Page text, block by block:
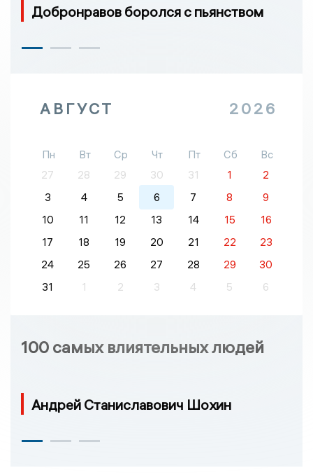
Добронравов боролся с пьянством
АВГУСТ 2026
Пн Вт Ср Чт Пт Сб
Вс
27
28 29 30 31 1
2
3
4 5 6 7 8
9
10
11 12 13 14 15
16
17
18 19 20 21 22
23
24
25 26 27 28 29
30
31
1 2 3 4 5 6
100 самых влиятельных людей
Андрей Станиславович Шохин